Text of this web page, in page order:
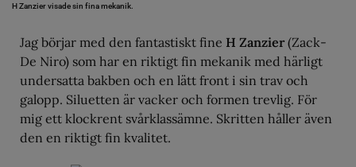
H Zanzier visade sin fina mekanik.
Jag börjar med den fantastiskt fine H Zanzier (Zack-
De Niro) som har en riktigt fin mekanik med härligt
undersatta bakben och en lätt front i sin trav och
galopp. Siluetten är vacker och formen trevlig. För
mig ett klockrent svårklassämne. Skritten håller även
den en riktigt fin kvalitet.